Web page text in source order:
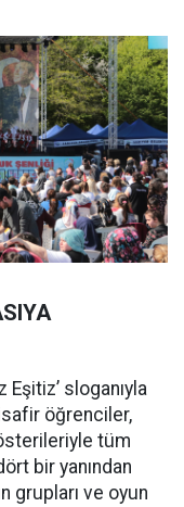
Eşitiz’ sloganıyla
öğrenciler,
tüm
bir yanından
grupları ve oyun